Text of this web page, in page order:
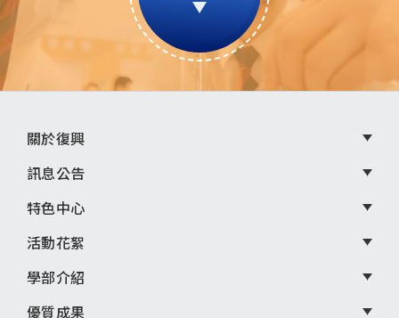
頁
尾
選
單
關於復興
訊息公告
特色中心
活動花絮
學部介紹
優質成果